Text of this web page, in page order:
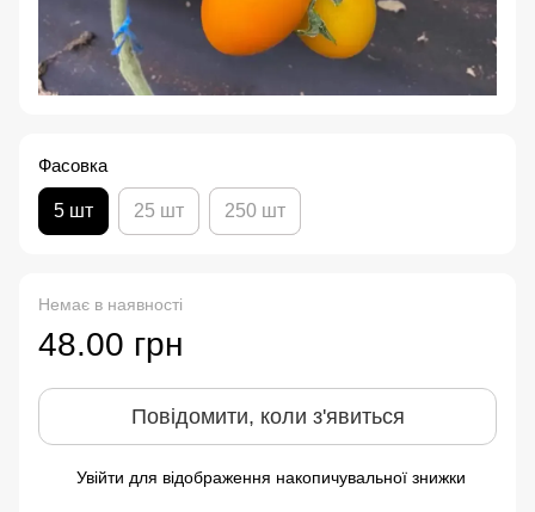
Фасовка
5 шт 25 шт 250 шт
Немає в наявності
48.00 грн
Повідомити, коли з'явиться
Увійти для відображення накопичувальної знижки